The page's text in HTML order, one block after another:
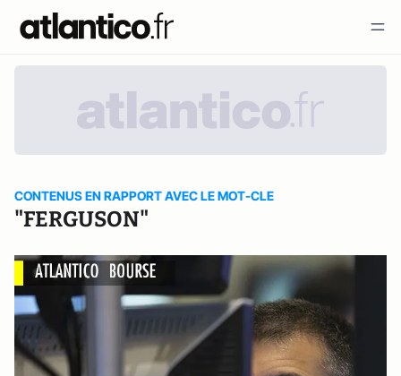
CONTENUS EN RAPPORT AVEC LE MOT-CLE
"FERGUSON"